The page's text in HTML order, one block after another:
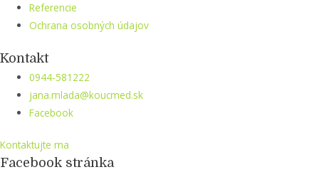
Referencie
Ochrana osobných údajov
Kontakt
0944-581222
jana.mlada@koucmed.sk
Facebook
Kontaktujte ma
Facebook stránka